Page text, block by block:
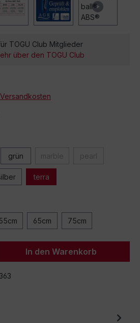
TOGU Club Mitglieder
über den TOGU Club
grün
terra
65cm 75cm
Gib den
In den Warenkorb